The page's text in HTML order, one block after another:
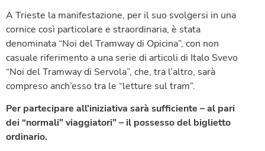
A Trieste la manifestazione, per il suo svolgersi in una
cornice così particolare e straordinaria, è stata
denominata “Noi del Tramway di Opicina”, con non
casuale riferimento a una serie di articoli di Italo Svevo
“Noi del Tramway di Servola”, che, tra l’altro, sarà
compreso anch’esso tra le “letture sul tram”.
Per partecipare all’iniziativa sarà sufficiente – al pari
dei “normali” viaggiatori” – il possesso del biglietto
ordinario.